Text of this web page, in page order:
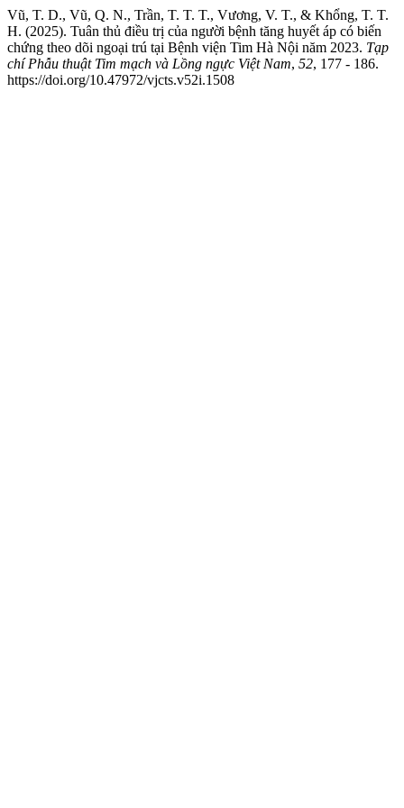
Vũ, T. D., Vũ, Q. N., Trần, T. T. T., Vương, V. T., & Khổng, T. T.
H. (2025). Tuân thủ điều trị của người bệnh tăng huyết áp có biến
chứng theo dõi ngoại trú tại Bệnh viện Tim Hà Nội năm 2023. Tạp
chí Phẫu thuật Tim mạch và Lồng ngực Việt Nam, 52, 177 - 186.
https://doi.org/10.47972/vjcts.v52i.1508